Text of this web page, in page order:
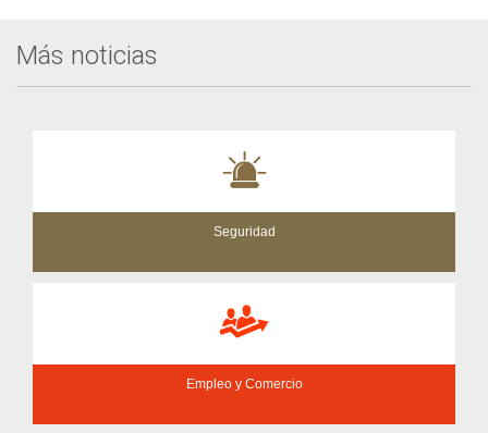
Más noticias
Seguridad
Empleo y Comercio